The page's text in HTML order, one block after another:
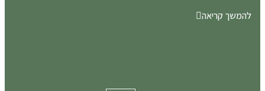
להמשך קריאה